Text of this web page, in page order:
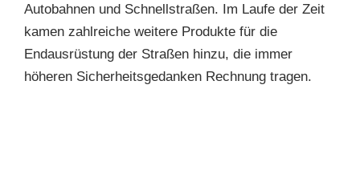
Autobahnen und Schnellstraßen. Im Laufe der Zeit
kamen zahlreiche weitere Produkte für die
Endausrüstung der Straßen hinzu, die immer
höheren Sicherheitsgedanken Rechnung tragen.